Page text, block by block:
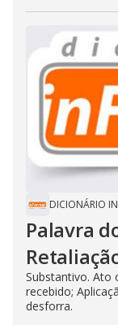
DICIONÁRIO
Palavra
Substantivo. Ato
recebido;
desforra.